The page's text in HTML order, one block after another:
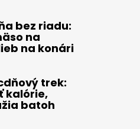
bez riadu:
na
na konári
trek:
kalórie,
batoh